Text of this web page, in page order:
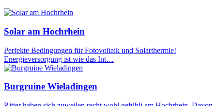
Solar am Hochrhein
Perfekte Bedingungen für Fotovoltaik und Solarthermie!
Energieversorgung ist wie das Int…
Burgruine Wieladingen